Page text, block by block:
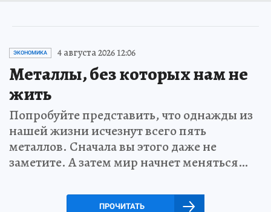
ЭКОНОМИКА 4 августа 2026 12:06
Металлы, без которых нам не
жить
Попробуйте представить, что однажды из
нашей жизни исчезнут всего пять
металлов. Сначала вы этого даже не
заметите. А затем мир начнет меняться…
ПРОЧИТАТЬ